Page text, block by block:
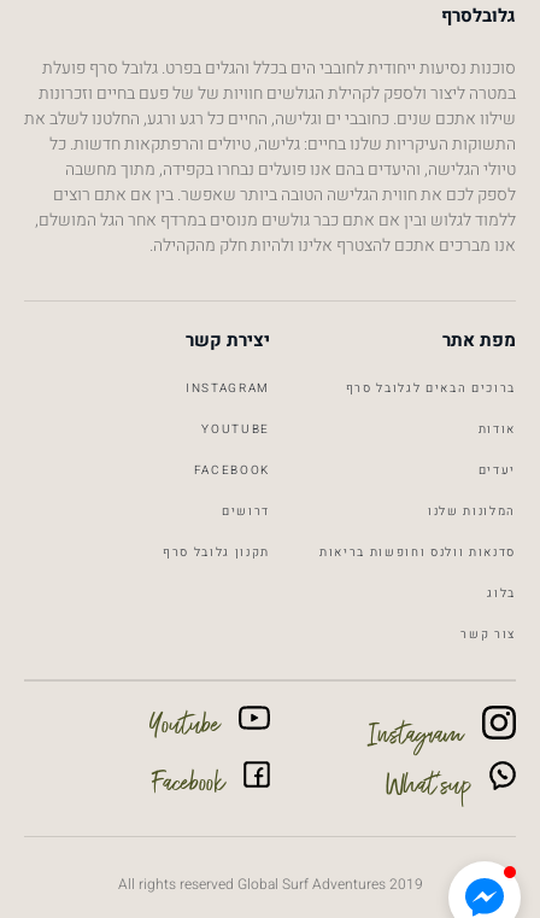
גלובלסרף
סוכנות נסיעות ייחודית לחובבי הים בכלל והגלים בפרט. גלובל סרף פועלת
במטרה ליצור ולספק לקהילת הגולשים חוויות של של פעם בחיים וזכרונות
שילוו אתכם שנים. כחובבי ים וגלישה, החיים כל רגע ורגע, החלטנו לשלב את
התשוקות העיקריות שלנו בחיים: גלישה, טיולים והרפתקאות חדשות. כל
טיולי הגלישה, והיעדים בהם אנו פועלים נבחרו בקפידה, מתוך מחשבה
לספק לכם את חווית הגלישה הטובה ביותר שאפשר. בין אם אתם רוצים
ללמוד לגלוש ובין אם אתם כבר גולשים מנוסים במרדף אחר הגל המושלם,
אנו מברכים אתכם להצטרף אלינו ולהיות חלק מהקהילה.
Global Surf
מפת אתר
ברוכים הבאים לגלובל סרף
אודות
יעדים
המלונות שלנו
סדנאות וולנס וחופשות בריאות
בלוג
צור קשר
יצירת קשר
INSTAGRAM
YOUTUBE
FACEBOOK
דרושים
תקנון גלובל סרף
Instagram
Youtube
What’sup
Facebook
All rights reserved Global Surf Adventures 2019